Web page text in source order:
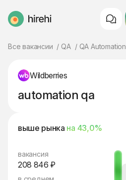
HireHi
Все вакансии QA QA Automation
Wildberries
automation qa
выше рынка на 43,0%
вакансия
208 846 ₽